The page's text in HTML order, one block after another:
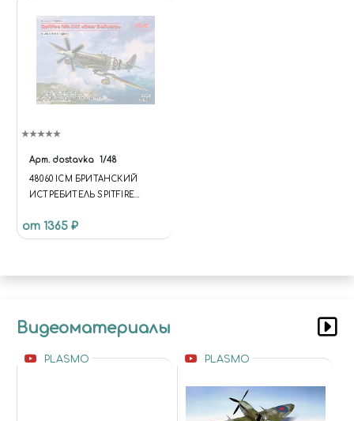
Арт. dostavka 1/48
48060 ICM БРИТАНСКИЙ
ИСТРЕБИТЕЛЬ SPITFIRE
от 1365 ₽
Видеоматериалы
PLASMO PLASMO